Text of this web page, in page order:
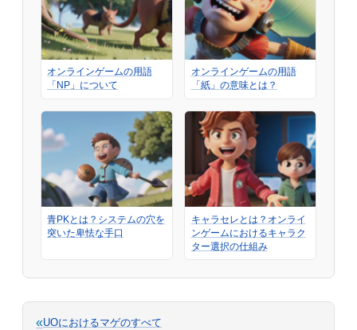
オンラインゲームの用語
「NP」について
オンラインゲームの用語
「紙」の意味とは？
青PKとは？システムの穴を
突いた卑怯な手口
キャラセレとは？オンライ
ンゲームにおけるキャラク
ター選択の仕組み
«UOにおけるマゲのすべて